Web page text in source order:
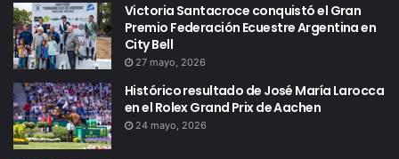
Victoria Santacroce conquistó el Gran
Premio Federación Ecuestre Argentina en
City Bell
27 mayo, 2026
Histórico resultado de José María Larocca
en el Rolex Grand Prix de Aachen
24 mayo, 2026